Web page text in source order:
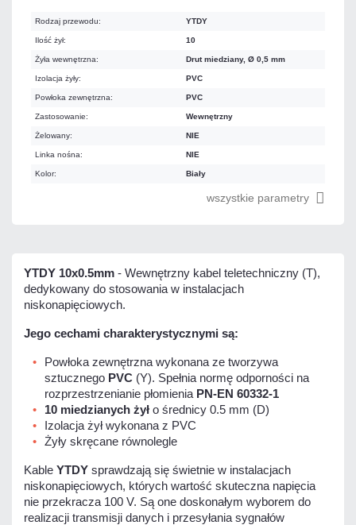
Rodzaj przewodu: YTDY
Ilość żył: 10
Żyła wewnętrzna: Drut miedziany, Ø 0,5 mm
Izolacja żyły: PVC
Powłoka zewnętrzna: PVC
Zastosowanie: Wewnętrzny
Żelowany: NIE
Linka nośna: NIE
Kolor: Biały
wszystkie parametry
YTDY 10x0.5mm - Wewnętrzny kabel teletechniczny (T),
dedykowany do stosowania w instalacjach
niskonapięciowych.
Jego cechami charakterystycznymi są:
Powłoka zewnętrzna wykonana ze tworzywa
sztucznego PVC (Y). Spełnia normę odporności na
rozprzestrzenianie płomienia PN-EN 60332-1
10 miedzianych żył o średnicy 0.5 mm (D)
Izolacja żył wykonana z PVC
Żyły skręcane równolegle
Kable YTDY sprawdzają się świetnie w instalacjach
niskonapięciowych, których wartość skuteczna napięcia
nie przekracza 100 V. Są one doskonałym wyborem do
realizacji transmisji danych i przesyłania sygnałów